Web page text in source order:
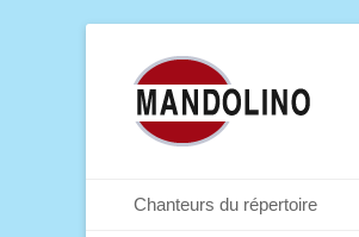
Menu principal
Chanteurs du répertoire